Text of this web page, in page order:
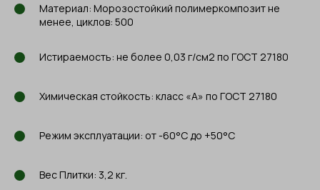
Материал: Морозостойкий полимеркомпозит не
менее, циклов: 500
Истираемость: не более 0,03 г/см2 по ГОСТ 27180
Химическая стойкость: класс «А» по ГОСТ 27180
Режим эксплуатации: от -60°С до +50°С
Вес Плитки: 3,2 кг.